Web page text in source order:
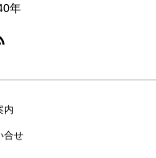
年
内
合せ